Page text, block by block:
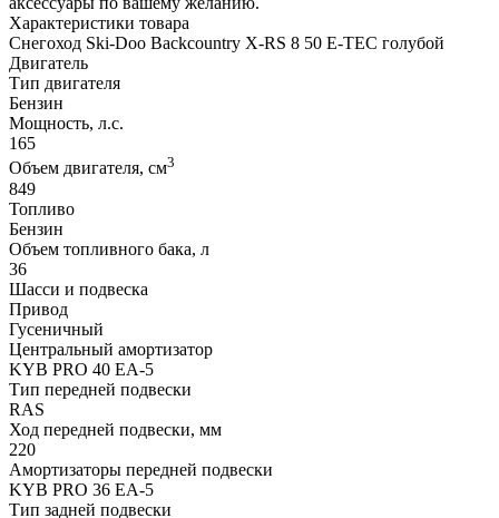
Характеристики товара
Снегоход Ski-Doo Backcountry X-RS 8 50 E-TEC голубой
Двигатель
Тип двигателя
Бензин
Мощность, л.с.
165
Объем двигателя, см3
849
Топливо
Бензин
Объем топливного бака, л
36
Шасси и подвеска
Привод
Гусеничный
Центральный амортизатор
KYB PRO 40 EA-5
Тип передней подвески
RAS
Ход передней подвески, мм
220
Амортизаторы передней подвески
KYB PRO 36 EA-5
Тип задней подвески